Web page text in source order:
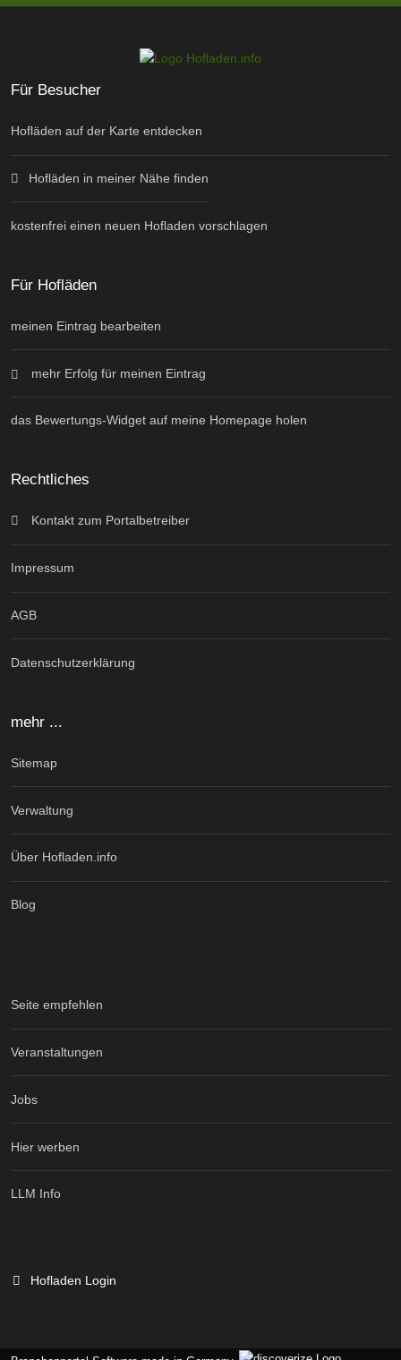
Für Besucher
Hofläden auf der Karte entdecken
Hofläden in meiner Nähe finden
kostenfrei einen neuen Hofladen vorschlagen
Für Hofläden
meinen Eintrag bearbeiten
mehr Erfolg für meinen Eintrag
das Bewertungs-Widget auf meine Homepage holen
Rechtliches
Kontakt zum Portalbetreiber
Impressum
AGB
Datenschutzerklärung
mehr ...
Sitemap
Verwaltung
Über Hofladen.info
Blog
Seite empfehlen
Veranstaltungen
Jobs
Hier werben
LLM Info
Hofladen Login